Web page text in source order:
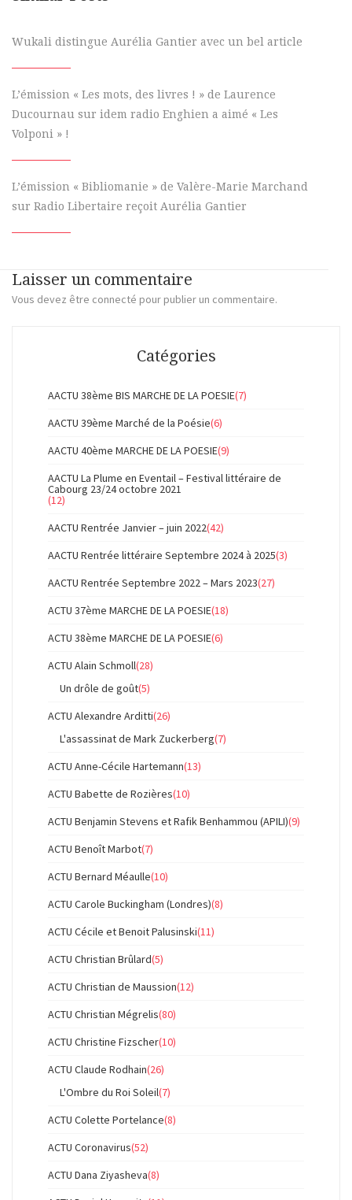
Wukali distingue Aurélia Gantier avec un bel article
L’émission « Les mots, des livres ! » de Laurence
Ducournau sur idem radio Enghien a aimé « Les
Volponi » !
L’émission « Bibliomanie » de Valère-Marie Marchand
sur Radio Libertaire reçoit Aurélia Gantier
Laisser un commentaire
Vous devez être connecté pour publier un commentaire.
Catégories
AACTU 38ème BIS MARCHE DE LA POESIE(7)
AACTU 39ème Marché de la Poésie(6)
AACTU 40ème MARCHE DE LA POESIE(9)
AACTU La Plume en Eventail – Festival littéraire de
Cabourg 23/24 octobre 2021
(12)
AACTU Rentrée Janvier – juin 2022(42)
AACTU Rentrée littéraire Septembre 2024 à 2025(3)
AACTU Rentrée Septembre 2022 – Mars 2023(27)
ACTU 37ème MARCHE DE LA POESIE(18)
ACTU 38ème MARCHE DE LA POESIE(6)
ACTU Alain Schmoll(28)
Un drôle de goût(5)
ACTU Alexandre Arditti(26)
L'assassinat de Mark Zuckerberg(7)
ACTU Anne-Cécile Hartemann(13)
ACTU Babette de Rozières(10)
ACTU Benjamin Stevens et Rafik Benhammou (APILI)(9)
ACTU Benoît Marbot(7)
ACTU Bernard Méaulle(10)
ACTU Carole Buckingham (Londres)(8)
ACTU Cécile et Benoit Palusinski(11)
ACTU Christian Brûlard(5)
ACTU Christian de Maussion(12)
ACTU Christian Mégrelis(80)
ACTU Christine Fizscher(10)
ACTU Claude Rodhain(26)
L'Ombre du Roi Soleil(7)
ACTU Colette Portelance(8)
ACTU Coronavirus(52)
ACTU Dana Ziyasheva(8)